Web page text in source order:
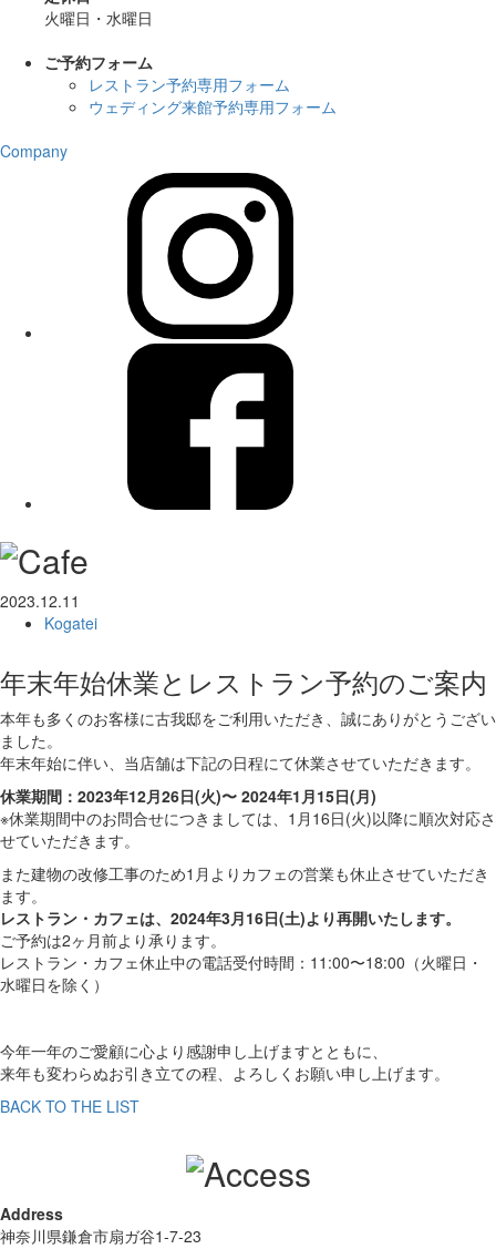
火曜日・水曜日
ご予約フォーム
レストラン予約専用フォーム
ウェディング来館予約専用フォーム
Company
2023.12.11
Kogatei
年末年始休業とレストラン予約のご案内
本年も多くのお客様に古我邸をご利用いただき、誠にありがとうござい
ました。
年末年始に伴い、当店舗は下記の日程にて休業させていただきます。
休業期間：2023年12月26日(火)〜 2024年1月15日(月)
※休業期間中のお問合せにつきましては、1月16日(火)以降に順次対応さ
せていただきます。
また建物の改修工事のため1月よりカフェの営業も休止させていただき
ます。
レストラン・カフェは、2024年3月16日(土)より再開いたします。
ご予約は2ヶ月前より承ります。
レストラン・カフェ休止中の電話受付時間：11:00〜18:00（火曜日・
水曜日を除く）
今年一年のご愛顧に心より感謝申し上げますとともに、
来年も変わらぬお引き立ての程、よろしくお願い申し上げます。
BACK TO THE LIST
Address
神奈川県鎌倉市扇ガ谷1-7-23